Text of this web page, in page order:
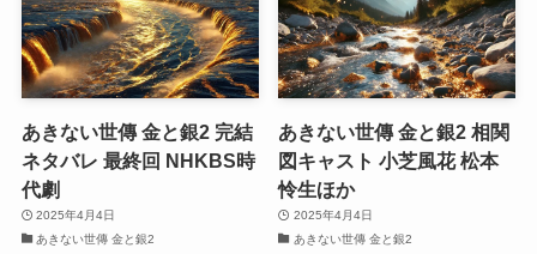
あきない世傳 金と銀2 完結
ネタバレ 最終回 NHKBS時
代劇
2025年4月4日
あきない世傳 金と銀2
あきない世傳 金と銀2 相関
図キャスト 小芝風花 松本
怜生ほか
2025年4月4日
あきない世傳 金と銀2